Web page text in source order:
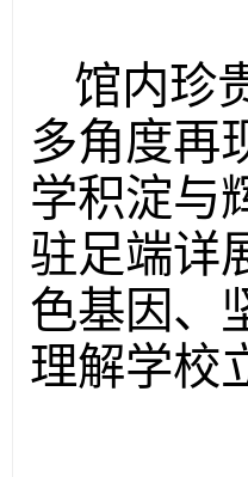
馆内珍
多角度再
学积淀与
驻足端详
色基因、
理解学校